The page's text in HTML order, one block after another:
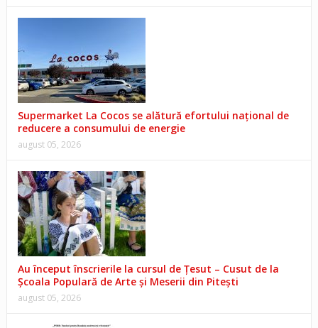
Supermarket La Cocos se alătură efortului național de
reducere a consumului de energie
august 05, 2026
Au început înscrierile la cursul de Țesut – Cusut de la
Școala Populară de Arte și Meserii din Pitești
august 05, 2026